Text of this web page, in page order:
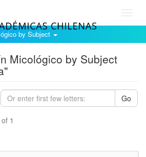
by Subject
Micológico by Subject
Go
1